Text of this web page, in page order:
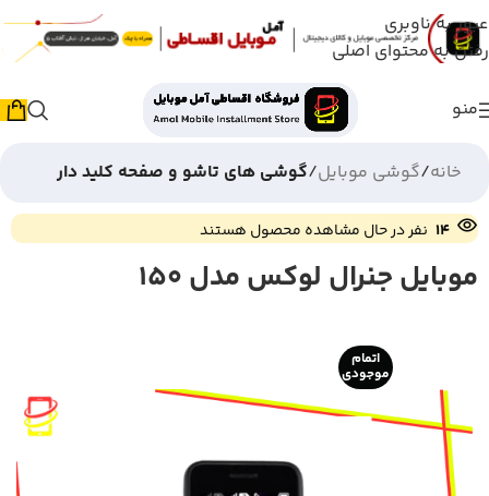
عبور به ناوبری
رفتن به محتوای اصلی
منو
خانه گوشی موبایل گوشی های تاشو و صفحه کلید دار
14 نفر در حال مشاهده محصول هستند
موبایل جنرال لوکس مدل 150
اتمام
موجودی